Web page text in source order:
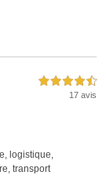
4,5 étoiles sur 5
17 avis
, logistique,
, transport